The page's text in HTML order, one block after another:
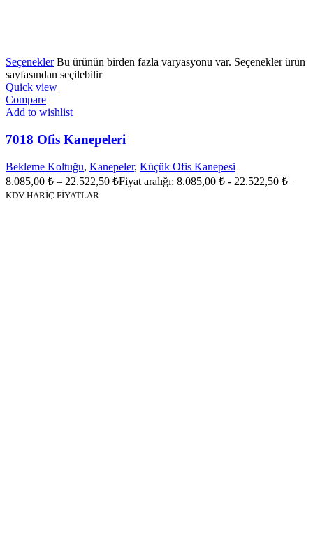
Seçenekler Bu ürünün birden fazla varyasyonu var. Seçenekler ürün
sayfasından seçilebilir
Quick view
Compare
Add to wishlist
7018 Ofis Kanepeleri
Bekleme Koltuğu, Kanepeler, Küçük Ofis Kanepesi
8.085,00 ₺ – 22.522,50 ₺Fiyat aralığı: 8.085,00 ₺ - 22.522,50 ₺ +
KDV HARİÇ FİYATLAR